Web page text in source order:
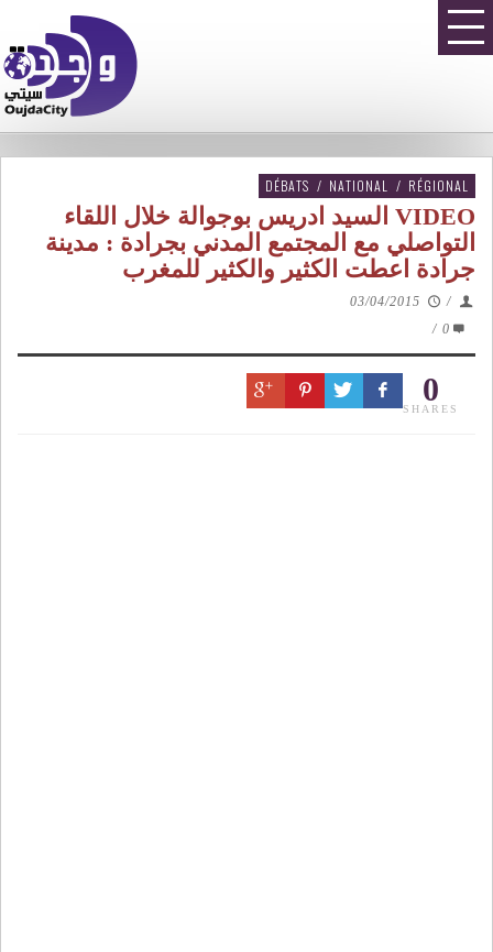
DÉBATS / NATIONAL / RÉGIONAL
VIDEO السيد ادريس بوجوالة خلال اللقاء
التواصلي مع المجتمع المدني بجرادة : مدينة
جرادة اعطت الكثير والكثير للمغرب
/
03/04/2015
0
/
0
SHARES